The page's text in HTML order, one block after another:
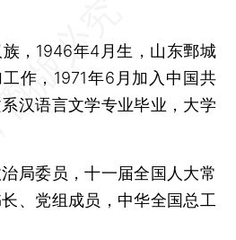
1946年4月生，山东鄄城
作，1971年6月加入中国共
汉语言文学专业毕业，大学
委员，十一届全国人大常
、党组成员，中华全国总工